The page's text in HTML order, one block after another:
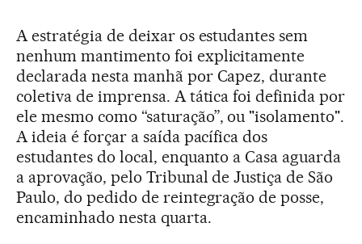
A estratégia de deixar os estudantes sem
nenhum mantimento foi explicitamente
declarada nesta manhã por Capez, durante
coletiva de imprensa. A tática foi definida por
ele mesmo como “saturação”, ou "isolamento".
A ideia é forçar a saída pacífica dos
estudantes do local, enquanto a Casa aguarda
a aprovação, pelo Tribunal de Justiça de São
Paulo, do pedido de reintegração de posse,
encaminhado nesta quarta.